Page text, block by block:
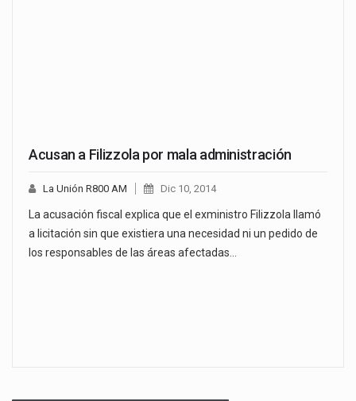
Acusan a Filizzola por mala administración
La Unión R800 AM Dic 10, 2014
La acusación fiscal explica que el exministro Filizzola llamó
a licitación sin que existiera una necesidad ni un pedido de
los responsables de las áreas afectadas…